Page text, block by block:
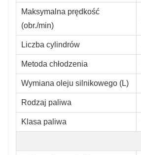
Maksymalna prędkość
(obr./min)
Liczba cylindrów
Metoda chłodzenia
Wymiana oleju silnikowego (L)
Rodzaj paliwa
Klasa paliwa